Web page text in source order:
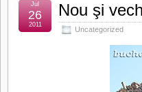
Nou şi
Uncategorized
Jul
26
2011